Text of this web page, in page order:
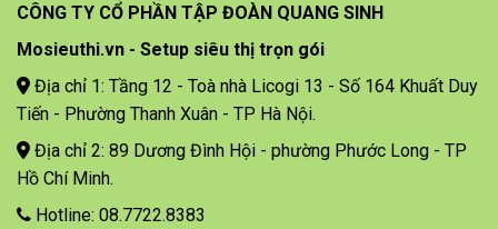
CÔNG TY CỔ PHẦN TẬP ĐOÀN QUANG SINH
Mosieuthi.vn - Setup siêu thị trọn gói
Địa chỉ 1: Tầng 12 - Toà nhà Licogi 13 - Số 164 Khuất Duy
Tiến - Phường Thanh Xuân - TP Hà Nội.
Địa chỉ 2: 89 Dương Đình Hội - phường Phước Long - TP
Hồ Chí Minh.
Hotline: 08.7722.8383